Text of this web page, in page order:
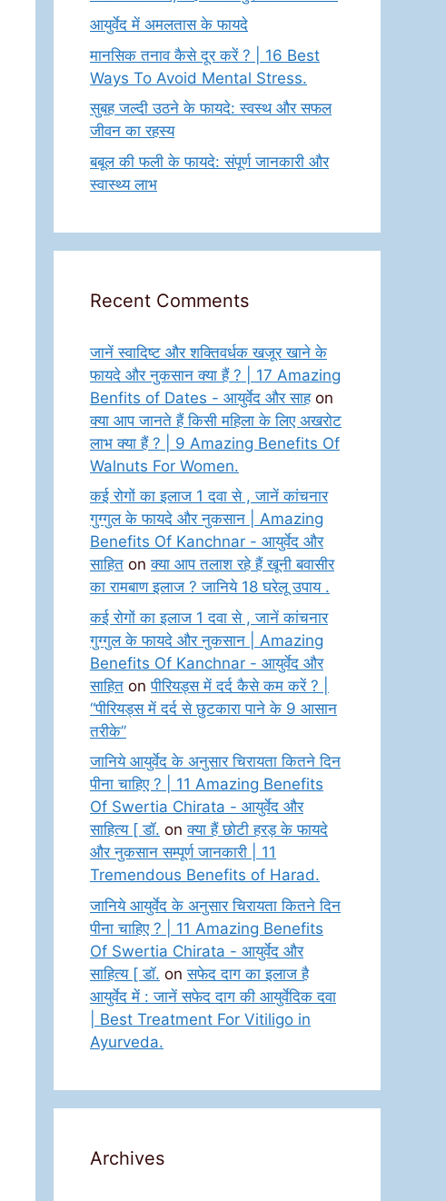
आयुर्वेद में अमलतास के फायदे
मानसिक तनाव कैसे दूर करें ? | 16 Best
Ways To Avoid Mental Stress.
सुबह जल्दी उठने के फायदे: स्वस्थ और सफल
जीवन का रहस्य
बबूल की फली के फायदे: संपूर्ण जानकारी और
स्वास्थ्य लाभ
Recent Comments
जानें स्वादिष्ट और शक्तिवर्धक खजूर खाने के
फायदे और नुकसान क्या हैं ? | 17 Amazing
Benfits of Dates - आयुर्वेद और साहon
क्या आप जानते हैं किसी महिला के लिए अखरोट
लाभ क्या हैं ? | 9 Amazing Benefits Of
Walnuts For Women.
कई रोगों का इलाज 1 दवा से , जानें कांचनार
गुग्गुल के फायदे और नुकसान | Amazing
Benefits Of Kanchnar - आयुर्वेद और
साहित onक्या आप तलाश रहे हैं खूनी बवासीर
का रामबाण इलाज ? जानिये 18 घरेलू उपाय .
कई रोगों का इलाज 1 दवा से , जानें कांचनार
गुग्गुल के फायदे और नुकसान | Amazing
Benefits Of Kanchnar - आयुर्वेद और
साहित onपीरियड्स में दर्द कैसे कम करें ? |
“पीरियड्स में दर्द से छुटकारा पाने के 9 आसान
तरीके”
जानिये आयुर्वेद के अनुसार चिरायता कितने दिन
पीना चाहिए ? | 11 Amazing Benefits
Of Swertia Chirata - आयुर्वेद और
साहित्य [ डॉ. onक्या हैं छोटी हरड़ के फायदे
और नुकसान सम्पूर्ण जानकारी | 11
Tremendous Benefits of Harad.
जानिये आयुर्वेद के अनुसार चिरायता कितने दिन
पीना चाहिए ? | 11 Amazing Benefits
Of Swertia Chirata - आयुर्वेद और
साहित्य [ डॉ. onसफेद दाग का इलाज है
आयुर्वेद में : जानें सफेद दाग की आयुर्वेदिक दवा
| Best Treatment For Vitiligo in
Ayurveda.
Archives